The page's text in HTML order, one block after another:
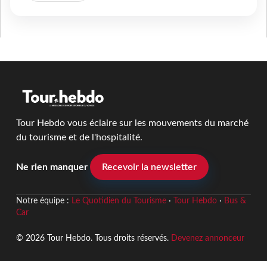
Tour Hebdo vous éclaire sur les mouvements du marché
du tourisme et de l'hospitalité.
Ne rien manquer Recevoir la newsletter
Notre équipe : Le Quotidien du Tourisme· Tour Hebdo· Bus &
Car
© 2026 Tour Hebdo. Tous droits réservés. Devenez annonceur